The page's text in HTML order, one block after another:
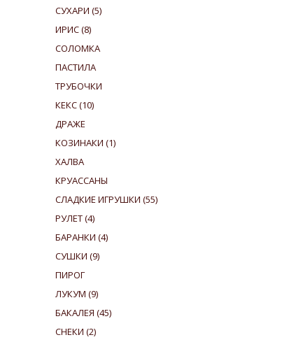
СУХАРИ (5)
ИРИС(8)
СОЛОМКА
ПАСТИЛА
ТРУБОЧКИ
КЕКС(10)
ДРАЖЕ
КОЗИНАКИ (1)
ХАЛВА
КРУАССАНЫ
СЛАДКИЕ ИГРУШКИ (55)
РУЛЕТ(4)
БАРАНКИ (4)
СУШКИ (9)
ПИРОГ
ЛУКУМ (9)
БАКАЛЕЯ (45)
СНЕКИ (2)